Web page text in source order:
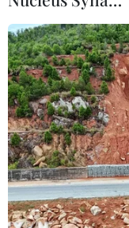
Các doanh
dụng khoảng
23/01/2015 01:32
Dự kiến trong
cầu tuyển dụng
các nhóm ngành
sản phẩm, dịch vụ